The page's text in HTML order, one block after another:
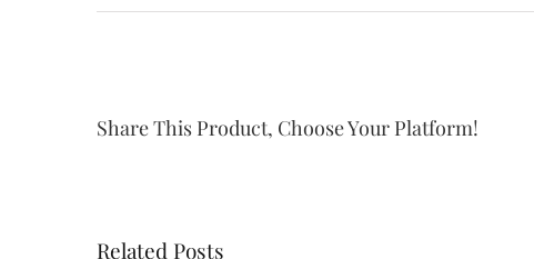
Share This Product, Choose Your Platform!
Related Posts